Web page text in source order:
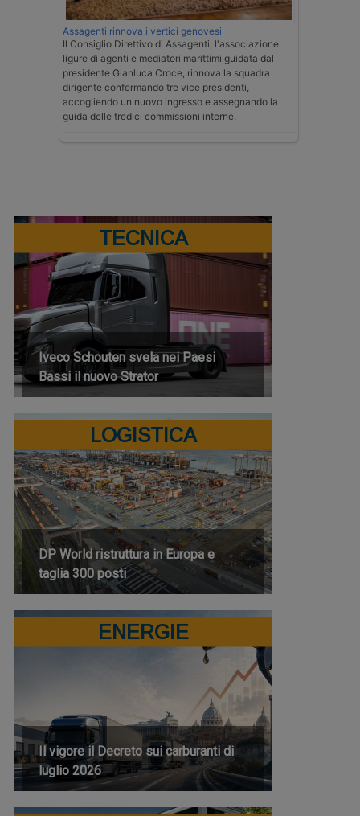
Assagenti rinnova i vertici genovesi
Il Consiglio Direttivo di Assagenti, l'associazione
ligure di agenti e mediatori marittimi guidata dal
presidente Gianluca Croce, rinnova la squadra
dirigente confermando tre vice presidenti,
accogliendo un nuovo ingresso e assegnando la
guida delle tredici commissioni interne.
TECNICA
Iveco Schouten svela nei Paesi
Bassi il nuovo Strator
LOGISTICA
DP World ristruttura in Europa e
taglia 300 posti
ENERGIE
Il vigore il Decreto sui carburanti di
luglio 2026